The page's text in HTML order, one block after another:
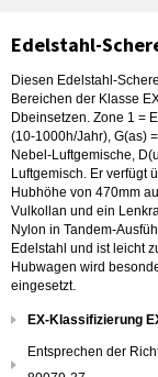
Edelstahl-
Diesen Edelstahl-
Bereichen der Klasse
Dbeinsetzen. Zone 1 =
(10-1000h/Jahr), G(as)
Nebel-Luftgemische,
Luftgemisch. Er verfügt
Hubhöhe von 470mm
Vulkollan und ein
Nylon in Tandem-
Edelstahl und ist leicht
Hubwagen wird
eingesetzt.
EX-Klassifizierung
Entsprechen der